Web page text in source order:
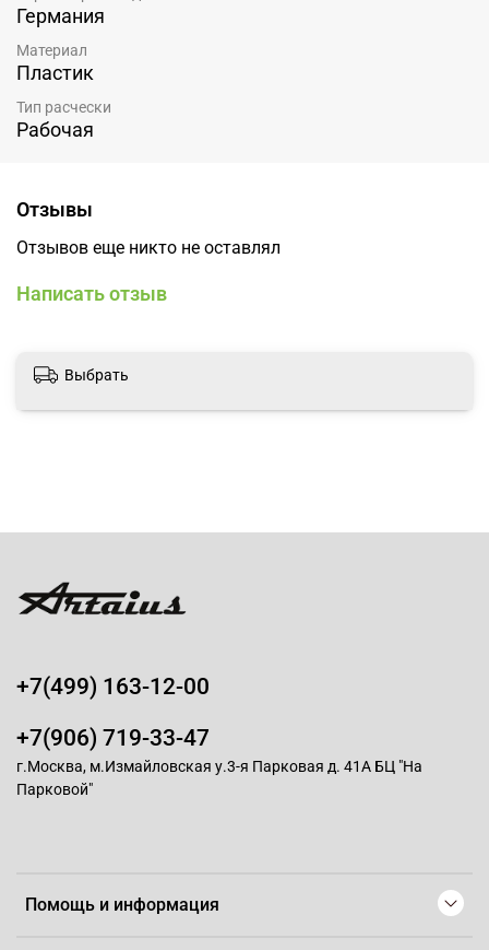
Германия
Материал
Пластик
Тип расчески
Рабочая
Отзывы
Отзывов еще никто не оставлял
Написать отзыв
Выбрать
Помощь и информация
+7(499) 163-12-00
+7(906) 719-33-47
г.Москва, м.Измайловская у.3-я Парковая д. 41А БЦ "На
Парковой"